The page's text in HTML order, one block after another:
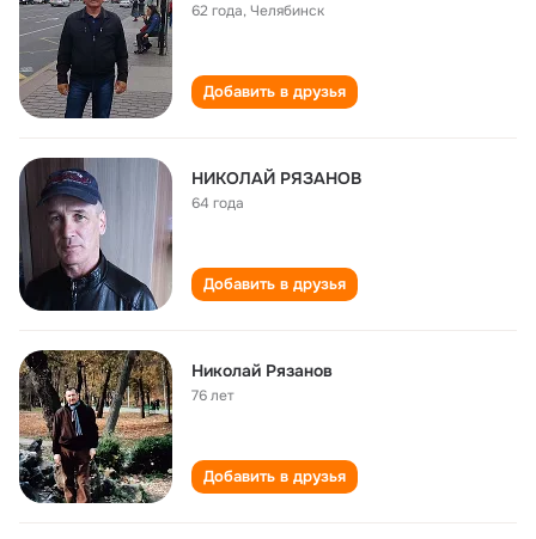
62 года,Челябинск
Добавить в друзья
НИКОЛАЙ РЯЗАНОВ
64 года
Добавить в друзья
Николай Рязанов
76 лет
Добавить в друзья